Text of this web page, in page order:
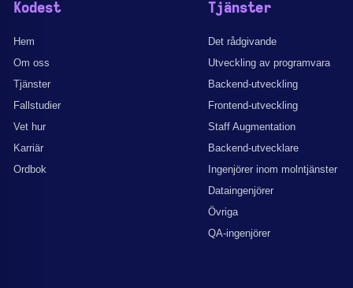
Kodest
Hem
Om oss
Tjänster
Fallstudier
Vet hur
Karriär
Ordbok
Tjänster
Det rådgivande
Utveckling av programvara
Backend-utveckling
Frontend-utveckling
Staff Augmentation
Backend-utvecklare
Ingenjörer inom molntjänster
Dataingenjörer
Övriga
QA-ingenjörer